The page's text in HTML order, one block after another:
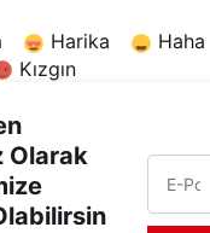
Harika Haha
Kızgın
Olarak